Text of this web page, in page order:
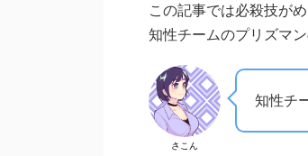
この記事では必殺技が
知性チームのプリズマ
さこん
知性チ